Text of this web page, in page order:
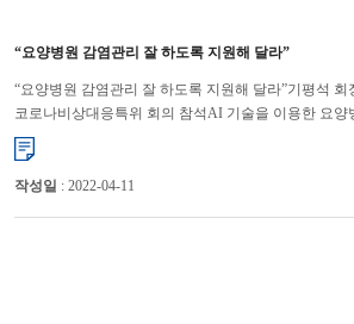
“요양병원 감염관리 잘 하도록 지원해 달라”
“요양병원 감염관리 잘 하도록 지원해 달라”기평석 회
코로나비상대응특위 회의 참석AI 기술을 이용한 요양
제안 대한요양병원협회 기평석 회장은 요양병원이 제
작성일 : 2022-04-11